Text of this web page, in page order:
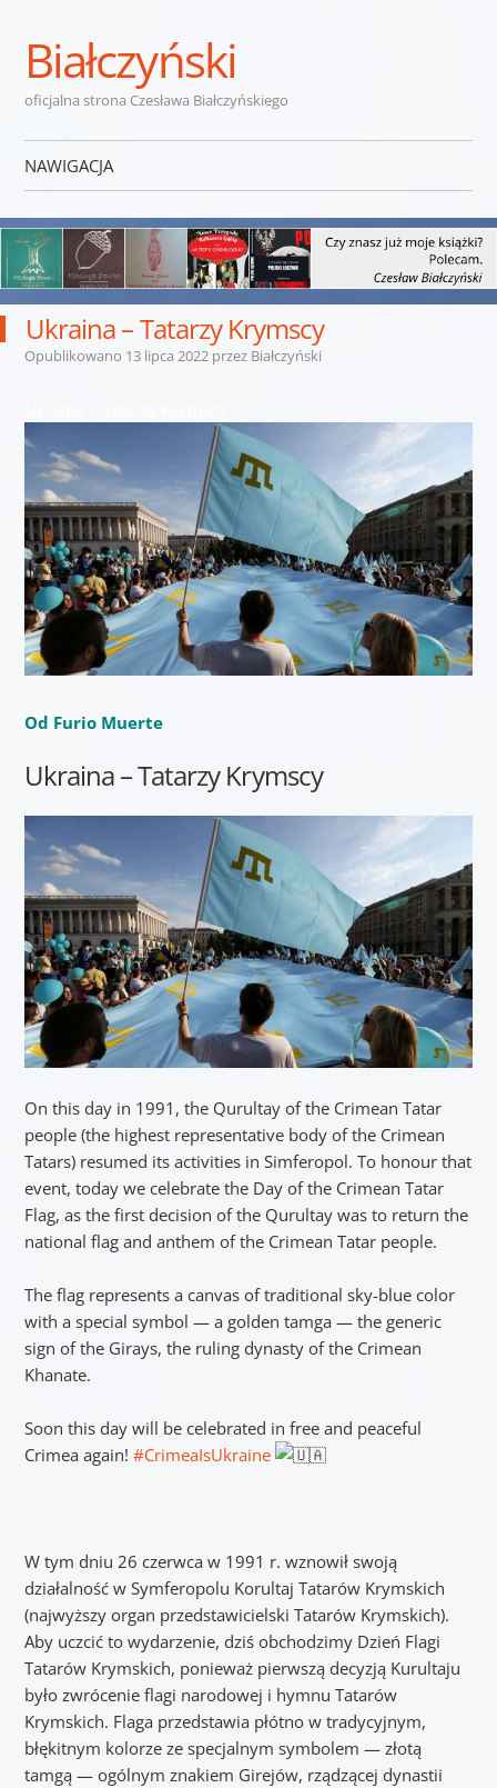
Białczyński
oficjalna strona Czesława Białczyńskiego
NAWIGACJA
Ukraina – Tatarzy Krymscy
Opublikowano 13 lipca 2022przez Białczyński
Od Furio Muerte
Ukraina – Tatarzy Krymscy
On this day in 1991, the Qurultay of the Crimean Tatar
people (the highest representative body of the Crimean
Tatars) resumed its activities in Simferopol. To honour that
event, today we celebrate the Day of the Crimean Tatar
Flag, as the first decision of the Qurultay was to return the
national flag and anthem of the Crimean Tatar people.
The flag represents a canvas of traditional sky-blue color
with a special symbol — a golden tamga — the generic
sign of the Girays, the ruling dynasty of the Crimean
Khanate.
Soon this day will be celebrated in free and peaceful
Crimea again! #CrimeaIsUkraine
W tym dniu 26 czerwca w 1991 r. wznowił swoją
działalność w Symferopolu Korultaj Tatarów Krymskich
(najwyższy organ przedstawicielski Tatarów Krymskich).
Aby uczcić to wydarzenie, dziś obchodzimy Dzień Flagi
Tatarów Krymskich, ponieważ pierwszą decyzją Kurultaju
było zwrócenie flagi narodowej i hymnu Tatarów
Krymskich. Flaga przedstawia płótno w tradycyjnym,
błękitnym kolorze ze specjalnym symbolem — złotą
tamgą — ogólnym znakiem Girejów, rządzącej dynastii